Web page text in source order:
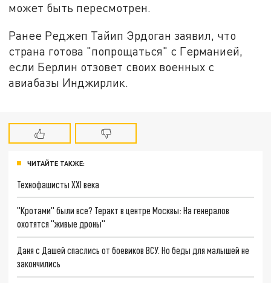
может быть пересмотрен.
Ранее Реджеп Тайип Эрдоган заявил, что
страна готова "попрощаться" с Германией,
если Берлин отзовет своих военных с
авиабазы Инджирлик.
ЧИТАЙТЕ ТАКЖЕ:
Технофашисты XXI века
"Кротами" были все? Теракт в центре Москвы: На генералов
охотятся "живые дроны"
Даня с Дашей спаслись от боевиков ВСУ. Но беды для малышей не
закончились